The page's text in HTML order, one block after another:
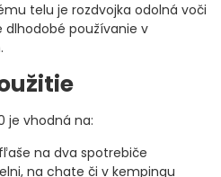
telu je rozdvojka odolná voči
dlhodobé používanie v
je vhodná na:
na dva spotrebiče
na chate či v kempingu